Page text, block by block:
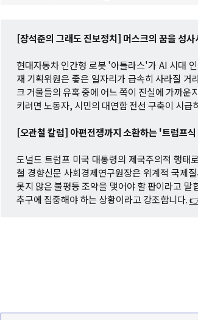
[장석준의 그래도 진보정치] 머스크의 꿈을 성사
현대자동차 인간형 로봇 '아틀라스'가 AI 시대
재 기획위원은 좋은 일자리가 급속히 사라질
크 거물들의 유혹 중에 어느 쪽이 진실에 가까운
키려면 노동자, 시민의 대연합 전선 구축이 시급
[오관철 칼럼] 아편전쟁까지 소환하는 '트럼프
도널드 트럼프 미국 대통령의 제국주의적 행태
철 경향신문 사회경제연구원장은 위계적 국제
못지 않은 불평등 조약을 맺어야 할 판이라고
추구에 집중해야 하는 상황이라고 강조합니다.